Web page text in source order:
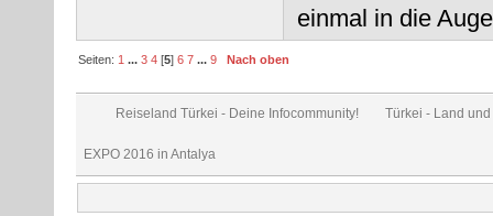
einmal in die
Seiten: 1 ...3 4 [5]6 7 ...9 Nach oben
Reiseland Türkei - Deine Infocommunity! Türkei - Land
EXPO 2016 in Antalya